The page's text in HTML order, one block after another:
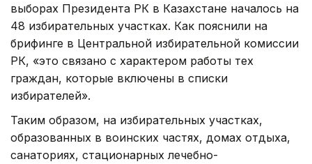
выборах Президента РК в Казахстане началось на
48 избирательных участках. Как пояснили на
брифинге в Центральной избирательной комиссии
РК, «это связано с характером работы тех
граждан, которые включены в списки
избирателей».
Таким образом, на избирательных участках,
образованных в воинских частях, домах отдыха,
санаториях, стационарных лечебно-